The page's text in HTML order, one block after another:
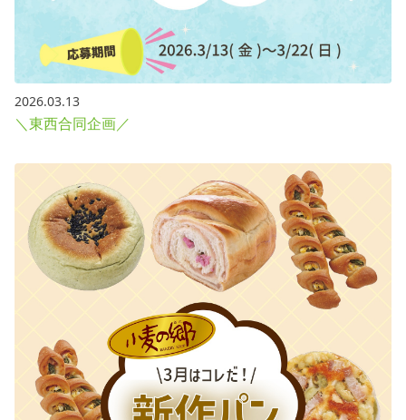
2026.03.13
＼東西合同企画／